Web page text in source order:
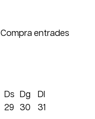
Compra entrades
Ds
29
Dg
30
Dl
31